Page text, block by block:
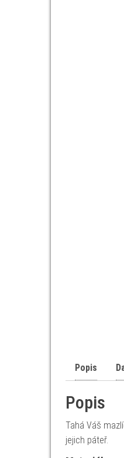
Popis
Popis
Tahá Váš
jejich páteř.